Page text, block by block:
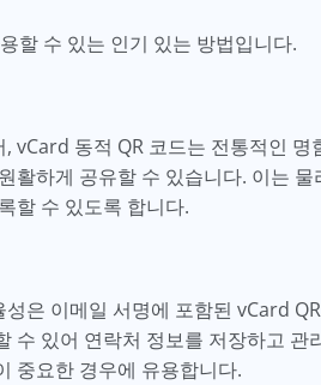
할 수 있는 인기 있는 방법입니다.
vCard 동적 QR 코드는 전통적인
활하게 공유할 수 있습니다. 이는
할 수 있도록 합니다.
은 이메일 서명에 포함된 vCard
수 있어 연락처 정보를 저장하고
중요한 경우에 유용합니다.